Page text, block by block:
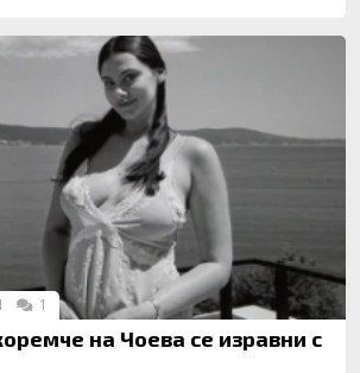
на Чоева се изравни с
1